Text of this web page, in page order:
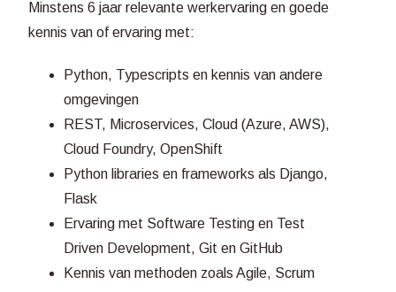
Minstens 6 jaar relevante werkervaring en goede
kennis van of ervaring met:
Python, Typescripts en kennis van andere
omgevingen
REST, Microservices, Cloud (Azure, AWS),
Cloud Foundry, OpenShift
Python libraries en frameworks als Django,
Flask
Ervaring met Software Testing en Test
Driven Development, Git en GitHub
Kennis van methoden zoals Agile, Scrum